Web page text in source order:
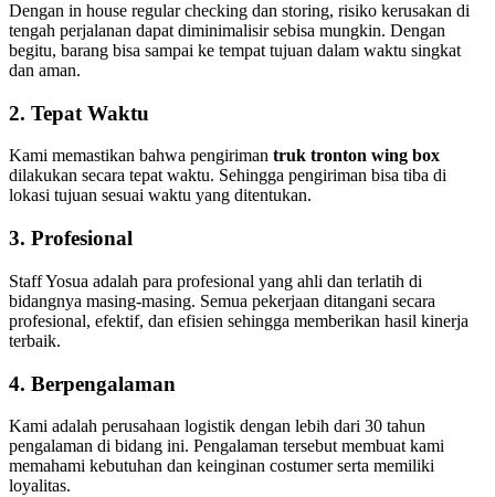
Dengan in house regular checking dan storing, risiko kerusakan di
tengah perjalanan dapat diminimalisir sebisa mungkin. Dengan
begitu, barang bisa sampai ke tempat tujuan dalam waktu singkat
dan aman.
2. Tepat Waktu
Kami memastikan bahwa pengiriman truk tronton wing box
dilakukan secara tepat waktu. Sehingga pengiriman bisa tiba di
lokasi tujuan sesuai waktu yang ditentukan.
3. Profesional
Staff Yosua adalah para profesional yang ahli dan terlatih di
bidangnya masing-masing. Semua pekerjaan ditangani secara
profesional, efektif, dan efisien sehingga memberikan hasil kinerja
terbaik.
4. Berpengalaman
Kami adalah perusahaan logistik dengan lebih dari 30 tahun
pengalaman di bidang ini. Pengalaman tersebut membuat kami
memahami kebutuhan dan keinginan costumer serta memiliki
loyalitas.